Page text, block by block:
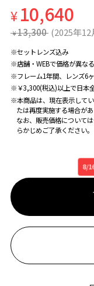
¥10,640
¥ 13,300 (2025年
※セットレンズ込み
※店舗・WEBで価格が異な
※フレーム1年間、レンズ6
※￥3,300(税込)以上で日本
※本商品は、現在表示して
たは再度実施する場合があ
なお、販売価格について
らかじめご了承ください。
8/